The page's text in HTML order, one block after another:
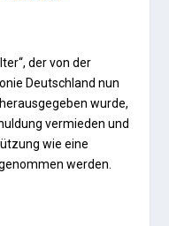
der von der
Deutschland nun
wurde,
vermieden und
wie eine
werden.